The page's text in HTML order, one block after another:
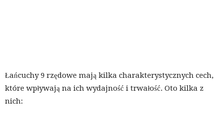
Łańcuchy 9 rzędowe mają kilka charakterystycznych cech,
które wpływają na ich wydajność i trwałość. Oto kilka z
nich: